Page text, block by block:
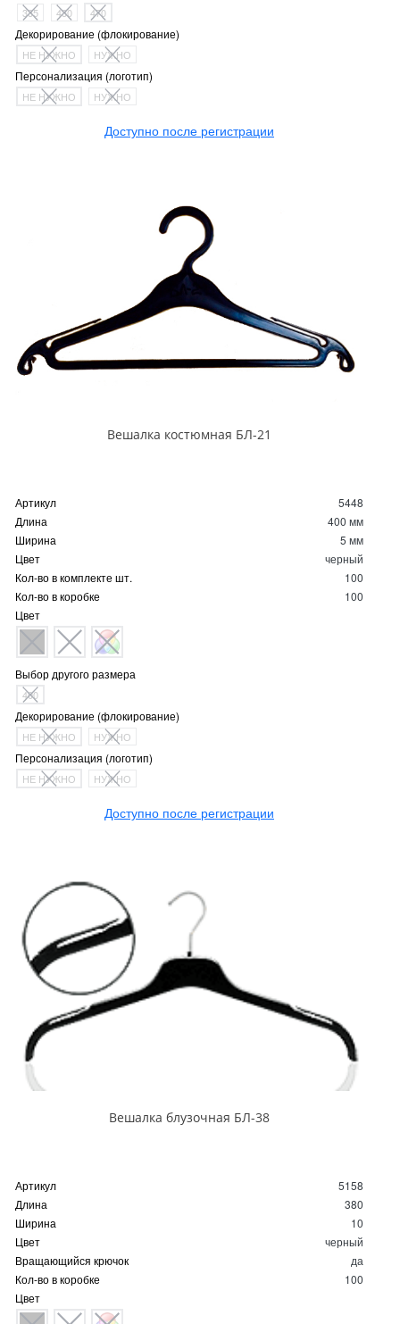
335 430 470
Декорирование (флокирование)
НЕ НУЖНО НУЖНО
Персонализация (логотип)
НЕ НУЖНО НУЖНО
Доступно после регистрации
Вешалка костюмная БЛ-21
Артикул
5448
Длина
400 мм
Ширина
5 мм
Цвет
черный
Кол-во в комплекте шт.
100
Кол-во в коробке
100
Цвет
Выбор другого размера
400
Декорирование (флокирование)
НЕ НУЖНО НУЖНО
Персонализация (логотип)
НЕ НУЖНО НУЖНО
Доступно после регистрации
Вешалка блузочная БЛ-38
Артикул
5158
Длина
380
Ширина
10
Цвет
черный
Вращающийся крючок
да
Кол-во в коробке
100
Цвет